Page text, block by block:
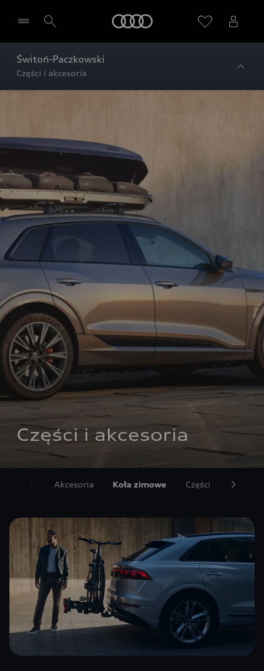
Świtoń-Paczkowski
Części i akcesoria
Części i akcesoria
Akcesoria Koła zimowe Części Umów